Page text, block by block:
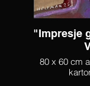
"Impresje
80 x 60 cm